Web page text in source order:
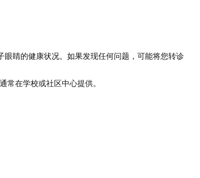
眼睛的健康状况。如果发现任何问题，可能将您转诊
常在学校或社区中心提供。